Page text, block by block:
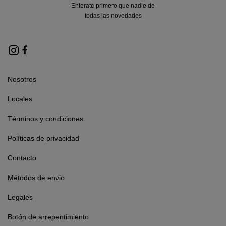
Enterate primero que nadie de
todas las novedades
Nosotros
Locales
Términos y condiciones
Políticas de privacidad
Contacto
Métodos de envio
Legales
Botón de arrepentimiento